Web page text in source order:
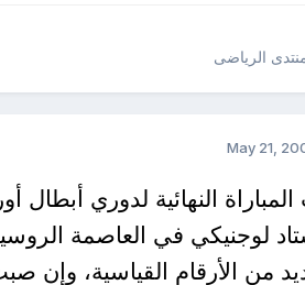
الرياضى
May 21,
لوجنيكي في العاصمة
من الأرقام القياسية، وإن